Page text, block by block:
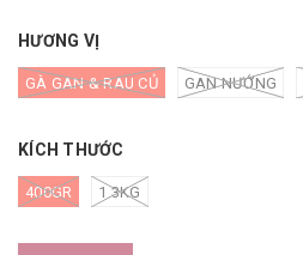
HƯƠNG VỊ
GÀ GAN & RAU CỦ GAN NƯỚNG
KÍCH THƯỚC
400GR 1.3KG